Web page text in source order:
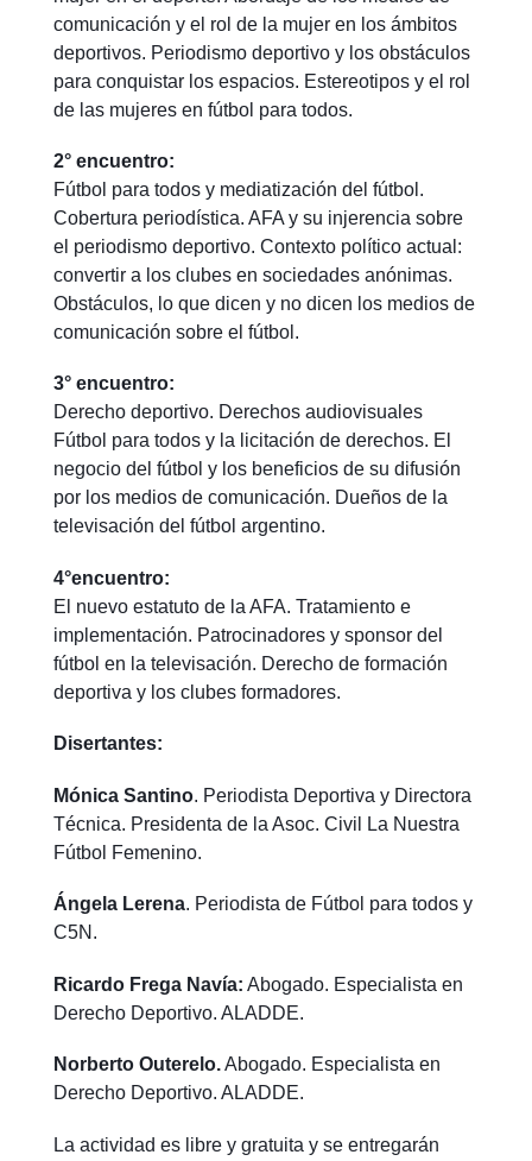
comunicación y el rol de la mujer en los ámbitos
deportivos. Periodismo deportivo y los obstáculos
para conquistar los espacios. Estereotipos y el rol
de las mujeres en fútbol para todos.
2° encuentro:
Fútbol para todos y mediatización del fútbol.
Cobertura periodística. AFA y su injerencia sobre
el periodismo deportivo. Contexto político actual:
convertir a los clubes en sociedades anónimas.
Obstáculos, lo que dicen y no dicen los medios de
comunicación sobre el fútbol.
3° encuentro:
Derecho deportivo. Derechos audiovisuales
Fútbol para todos y la licitación de derechos. El
negocio del fútbol y los beneficios de su difusión
por los medios de comunicación. Dueños de la
televisación del fútbol argentino.
4°encuentro:
El nuevo estatuto de la AFA. Tratamiento e
implementación. Patrocinadores y sponsor del
fútbol en la televisación. Derecho de formación
deportiva y los clubes formadores.
Disertantes:
Mónica Santino. Periodista Deportiva y Directora
Técnica. Presidenta de la Asoc. Civil La Nuestra
Fútbol Femenino.
Ángela Lerena. Periodista de Fútbol para todos y
C5N.
Ricardo Frega Navía: Abogado. Especialista en
Derecho Deportivo. ALADDE.
Norberto Outerelo.Abogado. Especialista en
Derecho Deportivo. ALADDE.
La actividad es libre y gratuita y se entregarán